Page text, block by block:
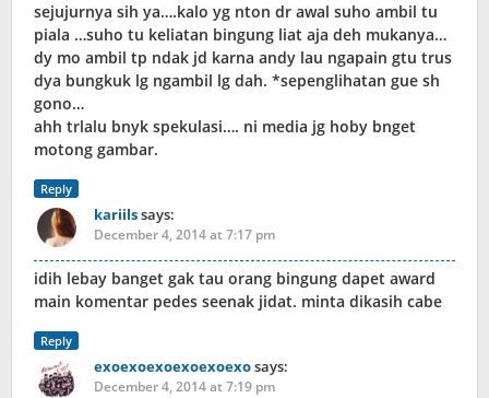
sejujurnya sih ya….kalo yg nton dr awal suho ambil tu
piala …suho tu keliatan bingung liat aja deh mukanya…
dy mo ambil tp ndak jd karna andy lau ngapain gtu trus
dya bungkuk lg ngambil lg dah. *sepenglihatan gue sh
gono…
ahh trlalu bnyk spekulasi…. ni media jg hoby bnget
motong gambar.
Reply
kariilssays:
December 4, 2014 at 7:17 pm
idih lebay banget gak tau orang bingung dapet award
main komentar pedes seenak jidat. minta dikasih cabe
Reply
exoexoexoexoexoexosays:
December 4, 2014 at 7:19 pm